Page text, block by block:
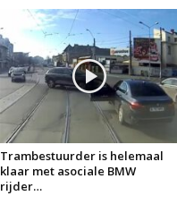
Trambestuurder is helemaal
klaar met asociale BMW
rijder…